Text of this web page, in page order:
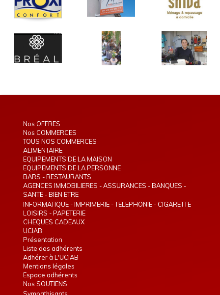
Nos OFFRES
Nos COMMERCES
TOUS NOS COMMERCES
ALIMENTAIRE
EQUIPEMENTS DE LA MAISON
EQUIPEMENTS DE LA PERSONNE
BARS - RESTAURANTS
AGENCES IMMOBILIERES - ASSURANCES - BANQUES -
TELEPHONIE - INTERIM
SANTE - BIEN ETRE
INFORMATIQUE - IMPRIMERIE - TELEPHONIE - CIGARETTE
ELECTRONIQUE
LOISIRS - PAPETERIE
CHEQUES CADEAUX
UCIAB
Présentation
Liste des adhérents
Adhérer à L'UCIAB
Mentions légales
Espace adhérents
Nos SOUTIENS